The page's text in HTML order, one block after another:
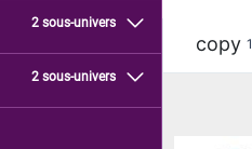
2 sous-univers
2 sous-univers
copy